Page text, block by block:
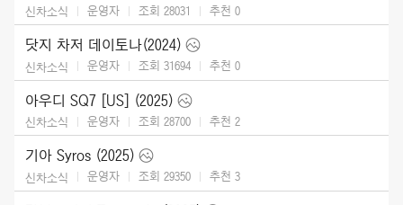
신차소식 운영자 조회 28031 추천 0
닷지 차저 데이토나(2024)
신차소식 운영자 조회 31694 추천 0
아우디 SQ7 [US] (2025)
신차소식 운영자 조회 28700 추천 2
기아 Syros (2025)
신차소식 운영자 조회 29350 추천 3